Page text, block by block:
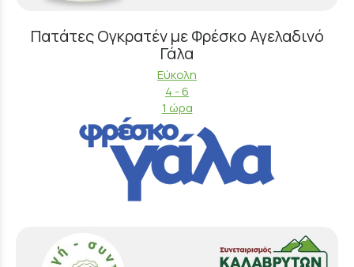
Πατάτες Ογκρατέν με Φρέσκο Αγελαδινό
Γάλα
Εύκολη
4 - 6
1 ώρα